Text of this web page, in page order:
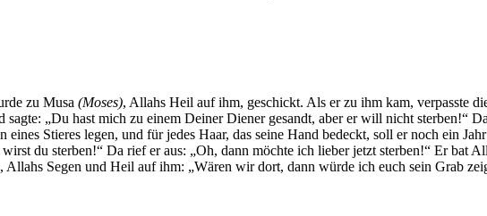
zu Musa (Moses), Allahs Heil auf ihm, geschickt. Als er zu ihm kam, verpasste
„Du hast mich zu einem Deiner Diener gesandt, aber er will nicht sterben!“
Stieres legen, und für jedes Haar, das seine Hand bedeckt, soll er noch ein
du sterben!“ Da rief er aus: „Oh, dann möchte ich lieber jetzt sterben!“ Er bat
Segen und Heil auf ihm: „Wären wir dort, dann würde ich euch sein Grab